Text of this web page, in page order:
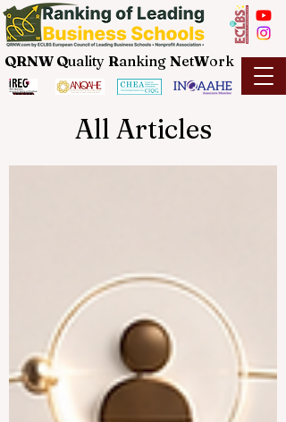
QRNW Quality Ranking NetWork
All Articles